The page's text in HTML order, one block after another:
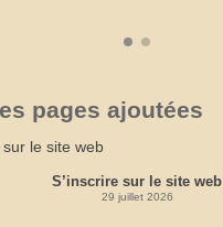
pages ajoutées
S’inscrire sur le site web
29 juillet 2026